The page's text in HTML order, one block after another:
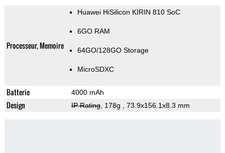
Processeur, Memoire
Huawei HiSilicon KIRIN 810 SoC
6GO RAM
64GO/128GO Storage
MicroSDXC
Batterie 4000 mAh
Design IP Rating, 178g , 73.9x156.1x8.3 mm